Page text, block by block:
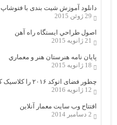
دانلود آموزش شیت بندی با فتوشاپ
29 ژوئن 2015
اصول طراحي ایستگاه راه آهن
21 ژانویه 2015
پایان نامه هنرستان هنر و معماري
18 ژانویه 2015
چطور فضای اتوکد ۲۰۱۶ را کلاسیک کنیم؟
12 ژانویه 2016
افتتاح وب سایت معمار آنلاین
2 دسامبر 2014